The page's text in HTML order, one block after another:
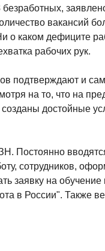
вакансий
о каком дефиците
рабочих рук.
подтверждают и
на то, что на
достойные
Постоянно
сотрудников,
заявку на
в России". Также